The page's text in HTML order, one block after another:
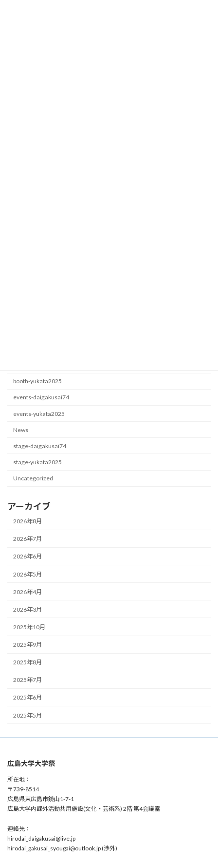
booth-yukata2025
events-daigakusai74
events-yukata2025
News
stage-daigakusai74
stage-yukata2025
Uncategorized
アーカイブ
2026年8月
2026年7月
2026年6月
2026年5月
2026年4月
2026年3月
2025年10月
2025年9月
2025年8月
2025年7月
2025年6月
2025年5月
広島大学大学祭
所在地：
〒739-8514
広島県東広島市鏡山1-7-1
広島大学内課外活動共用施設(文化・芸術系) 2階 第4会議室
連絡先：
hirodai_daigakusai@live.jp
hirodai_gakusai_syougai@outlook.jp (渉外)